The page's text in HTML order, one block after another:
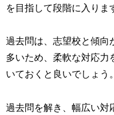
を目指して段階に入りま
過去問は、志望校と傾向
多いため、柔軟な対応力
いておくと良いでしょう。
過去問を解き、幅広い対